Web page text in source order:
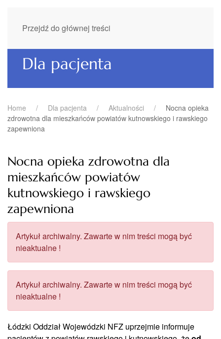
Przejdź do głównej treści
Dla pacjenta
Home Dla pacjenta Aktualności
Nocna opieka
zdrowotna dla mieszkańców powiatów kutnowskiego i rawskiego
zapewniona
Nocna opieka zdrowotna dla
mieszkańców powiatów
kutnowskiego i rawskiego
zapewniona
Artykuł archiwalny. Zawarte w nim treści mogą być
nieaktualne !
Artykuł archiwalny. Zawarte w nim treści mogą być
nieaktualne !
Łódzki Oddział Wojewódzki NFZ uprzejmie informuje